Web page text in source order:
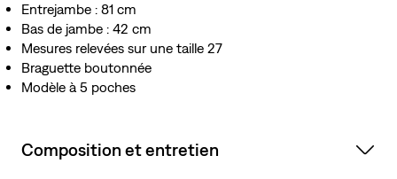
Entrejambe : 81 cm
Bas de jambe : 42 cm
Mesures relevées sur une taille 27
Braguette boutonnée
Modèle à 5 poches
Composition et entretien